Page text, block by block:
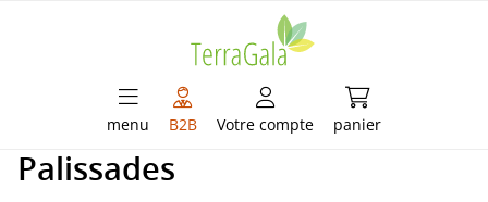
menu B2B Votre compte panier
Le panier
Palissades